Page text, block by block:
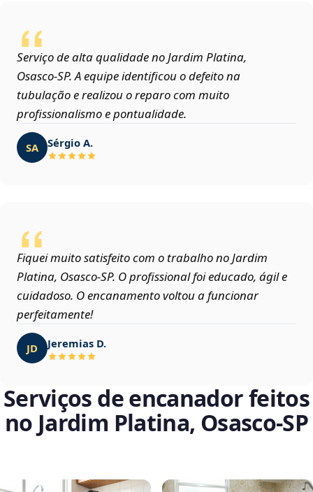
Serviço de alta qualidade no Jardim Platina,
Osasco‑SP. A equipe identificou o defeito na
tubulação e realizou o reparo com muito
profissionalismo e pontualidade.
SA Sérgio A.
Fiquei muito satisfeito com o trabalho no Jardim
Platina, Osasco‑SP. O profissional foi educado, ágil e
cuidadoso. O encanamento voltou a funcionar
perfeitamente!
JD Jeremias D.
Serviços de encanador feitos
no Jardim Platina, Osasco‑SP